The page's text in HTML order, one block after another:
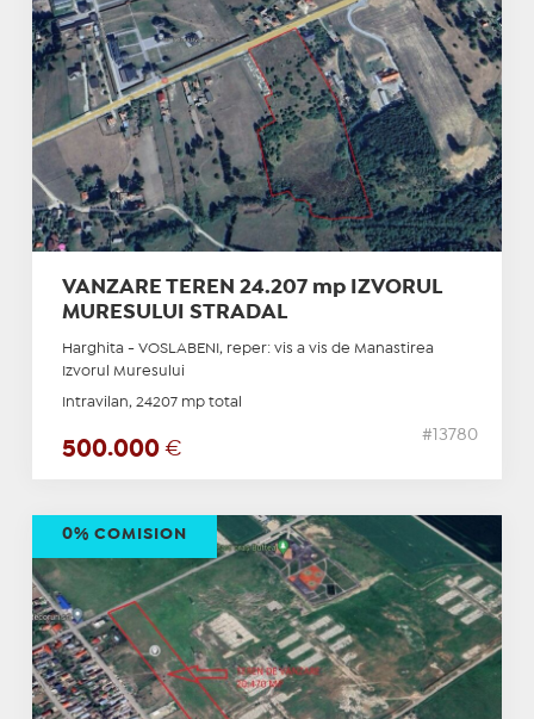
VANZARE TEREN 24.207 mp IZVORUL
MURESULUI STRADAL
Harghita - VOSLABENI, reper: vis a vis de Manastirea
Izvorul Muresului
Intravilan, 24207 mp total
500.000 €
#13780
0% COMISION